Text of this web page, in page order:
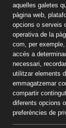
Sistema Intern
Estudis
Llar d'infants
Educació Infantil
Educació Primària
Educació
Batxillerat
Informació de
Col·legi Sant Pau
Passeig Torroja s/
aquelles galetes
pàgina web,
opcions o serveis
operativa de la
com, per
accés a
necessari,
utilitzar elements
emmagatzemar
compartir
diferents opcions
preferències de